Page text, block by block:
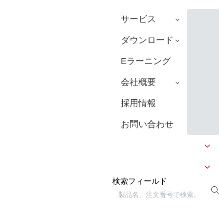
サービス
ダウンロード
Eラーニング
会社概要
採用情報
お問い合わせ
検索フィールド